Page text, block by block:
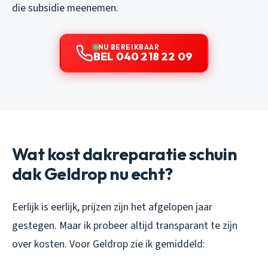
die subsidie meenemen.
NU BEREIKBAAR
BEL 040 218 22 09
Wat kost dakreparatie schuin
dak Geldrop nu echt?
Eerlijk is eerlijk, prijzen zijn het afgelopen jaar
gestegen. Maar ik probeer altijd transparant te zijn
over kosten. Voor Geldrop zie ik gemiddeld: